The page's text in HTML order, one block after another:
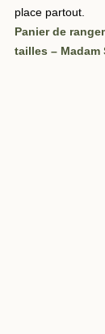
place partout.
Panier de
tailles – Madam